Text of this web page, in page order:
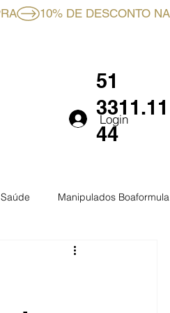
51
3311.11
44
Login
Manipulados Boaformula